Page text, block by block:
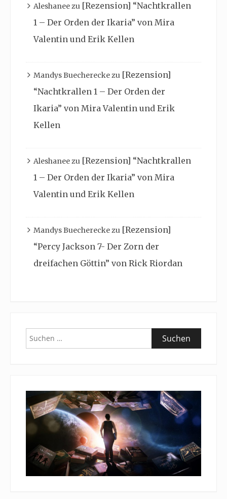
Aleshaneezu [Rezension] “Nachtkrallen
1 – Der Orden der Ikaria” von Mira
Valentin und Erik Kellen
Mandys Buechereckezu [Rezension]
“Nachtkrallen 1 – Der Orden der
Ikaria” von Mira Valentin und Erik
Kellen
Aleshaneezu [Rezension] “Nachtkrallen
1 – Der Orden der Ikaria” von Mira
Valentin und Erik Kellen
Mandys Buechereckezu [Rezension]
“Percy Jackson 7- Der Zorn der
dreifachen Göttin” von Rick Riordan
Suchen
nach: